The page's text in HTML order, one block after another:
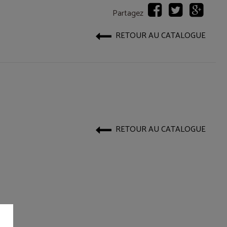
Partagez
RETOUR AU CATALOGUE
RETOUR AU CATALOGUE